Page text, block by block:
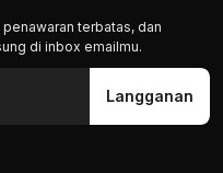
terbatas, dan
di inbox emailmu.
Langganan